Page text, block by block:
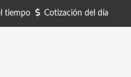
tiempo Cotización del día